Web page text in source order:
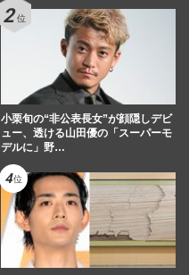
小栗旬の“非公表長女”が顔隠しデビ
ュー、透ける山田優の「スーパーモ
デルに」野…